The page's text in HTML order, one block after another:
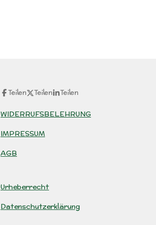
Teilen Teilen Teilen
WIDERRUFSBELEHRUNG
IMPRESSUM
AGB
Urheberrecht
Datenschutzerklärung